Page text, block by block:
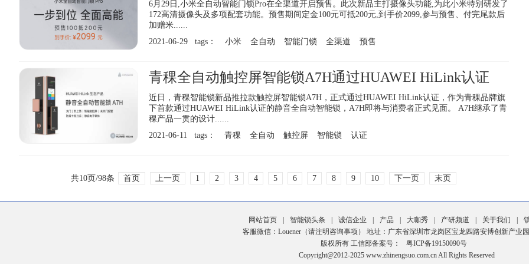
6月29日,小米全自动智能门锁Pro在全渠道开启预售。此次新品主打摄像头功能,为此小米特别研发了
172高清摄像头及多项配套功能。预售期间定金100元可抵200元,到手价2099,参与预售、付完尾款后
加赠米......
2021-06-29 tags：
小米 全自动 智能门锁 全渠道 预售
青稞全自动触控屏智能锁A7H通过HUAWEI HiLink认证
近日，青稞智能锁新品推拉款触控屏智能锁A7H，正式通过HUAWEI HiLink认证，作为青稞品牌旗
下首款通过HUAWEI HiLink认证的静音全自动智能锁，A7H即将与消费者正式见面。 A7H继承了青
稞产品一贯的设计......
2021-06-11 tags：
青稞 全自动 触控屏 智能锁 认证
共10页/98条 首页 上一页 1 2 3 4 5 6 7 8 9 10 下一页 末页
网站首页 智能锁头条 诚信企业 产品 大咖秀 产研频道 关于我们
客服微信：Louener（请注明咨询事项） 地址：广东省深圳市龙岗区宝龙四路安博创新产业
版权所有 工信部备案号：
粤ICP备19150090号
Copyright@2012-2025 www.zhinengsuo.com.cn All Rights Reserved